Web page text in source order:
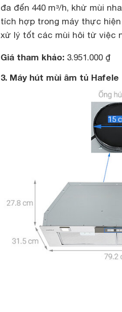
đa đến 440 m³/h, khử mùi
tích hợp trong máy thực
xử lý tốt các mùi hôi từ việc
Giá tham khảo: 3.951.000 ₫
3. Máy hút mùi âm tủ Hafele